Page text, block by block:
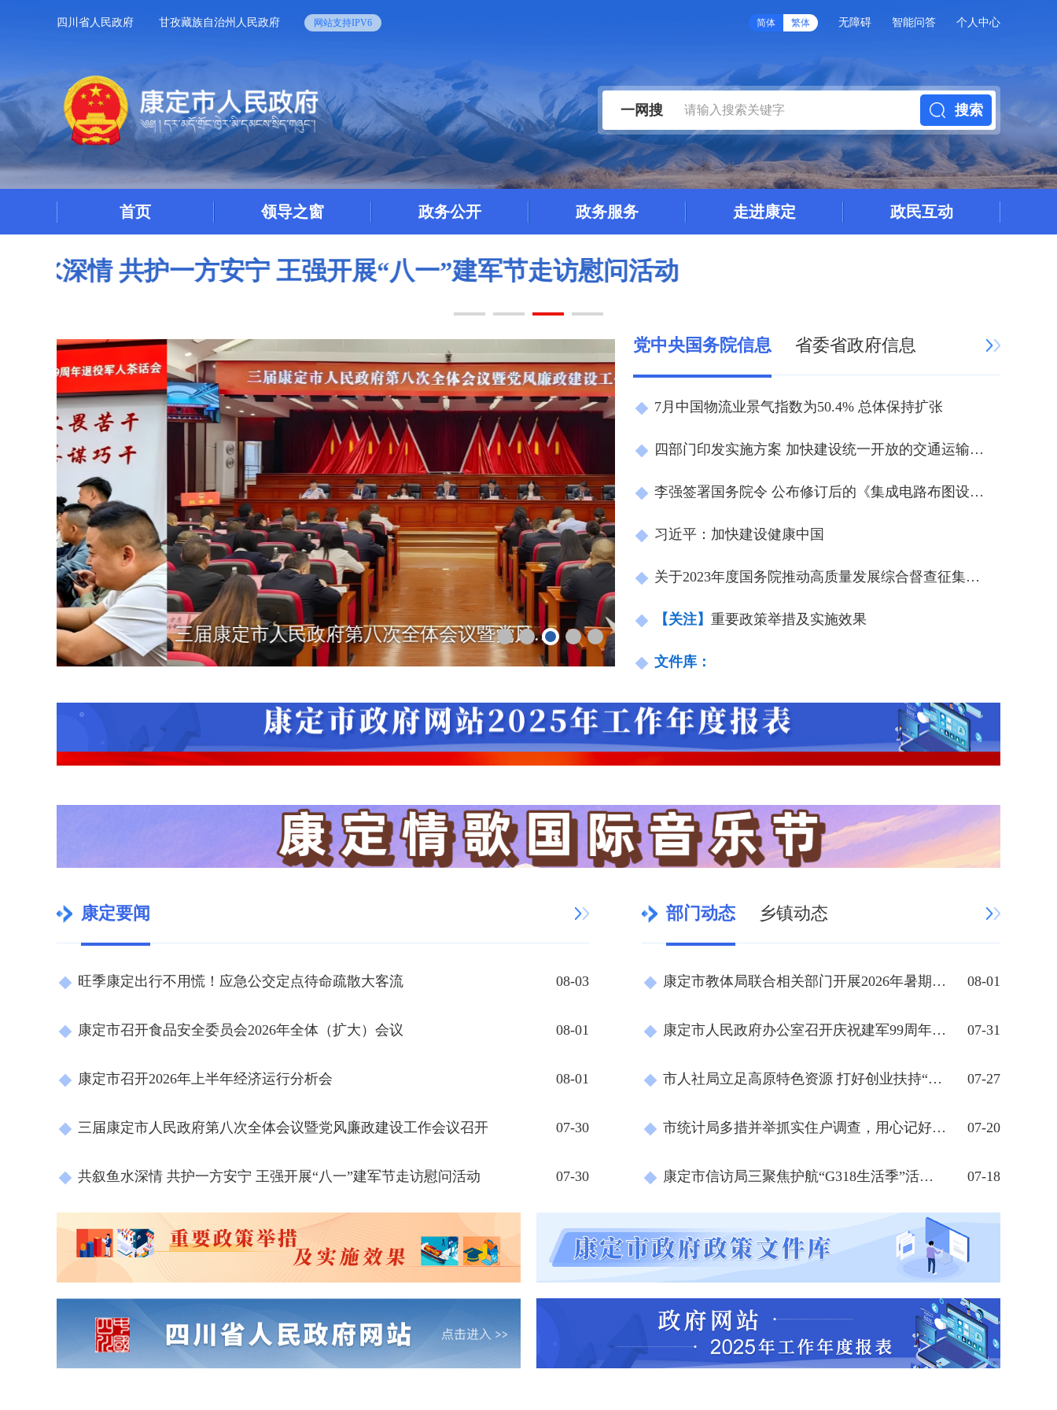
四川省人民政府 甘孜藏族自治州人民政府 网站支持IPV6 简体 繁体 无障碍 智能问答 个人中心
一网搜 搜索
首页 领导之窗 政务公开 政务服务 走进康定 政民互动
康定市开展2026年全市机关公文写作技能大赛
三届康定市人民政府第八次全体会议暨党风廉政建设工作会议召开
党中央国务院信息 省委省政府信息
7月中国物流业景气指数为50.4% 总体保持扩张
四部门印发实施方案 加快建设统一开放的交通运输市场
李强签署国务院令 公布修订后的《集成电路布图设计保护条例》
习近平：加快建设健康中国
关于2023年度国务院推动高质量发展综合督查征集问题线索的公告
【关注】 重要政策举措及实施效果
文件库：
康定要闻
旺季康定出行不用慌！应急公交定点待命疏散大客流 08-03
康定市召开食品安全委员会2026年全体（扩大）会议 08-01
康定市召开2026年上半年经济运行分析会 08-01
三届康定市人民政府第八次全体会议暨党风廉政建设工作会议召开 07-30
共叙鱼水深情 共护一方安宁 王强开展“八一”建军节走访慰问活动 07-30
部门动态 乡镇动态
康定市教体局联合相关部门开展2026年暑期校外培训督导检查 08-01
康定市人民政府办公室召开庆祝建军99周年退役军人茶话会 07-31
市人社局立足高原特色资源 打好创业扶持“组合拳” 07-27
市统计局多措并举抓实住户调查，用心记好“民生账” 07-20
康定市信访局三聚焦护航“G318生活季”活动平稳有序 07-18